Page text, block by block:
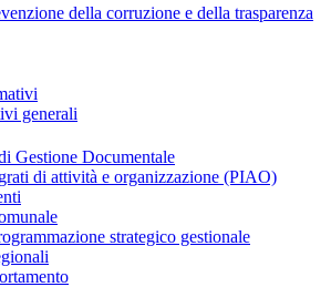
della corruzione e della trasparenza
generali
Gestione Documentale
di attività e organizzazione (PIAO)
strategico gestionale